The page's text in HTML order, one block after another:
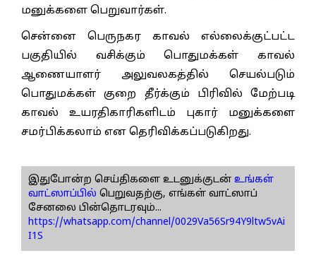
மனுக்களை பெறுவார்கள்.
சென்னை பெருநகர காவல் எல்லைக்குட்பட்ட
பகுதியில் வசிக்கும் பொதுமக்கள் காவல்
ஆணையாளர் அலுவலகத்தில் செயல்படும்
பொதுமக்கள் குறை தீர்க்கும் பிரிவில் மேற்படி
காவல் உயரதிகாரிகளிடம் புகார் மனுக்களை
சமர்பிக்கலாம் என தெரிவிக்கப்படுகிறது.
இதுபோன்ற செய்திகளை உடனுக்குடன் உங்கள்
வாட்ஸாப்பில் பெறுவதற்கு, எங்கள் வாட்ஸாப்
சேனலை பின்தொடரவும்...
https://whatsapp.com/channel/0029Va56Sr94Y9ltw5vAi
I1S